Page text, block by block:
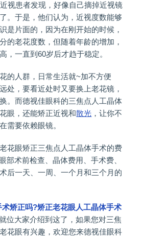
患者发现，好像自己摘掉近视镜
。于是，他们认为，近视度数能够
是片面的，因为在刚开始的时候，
的老花度数，但随着年龄的增加，
，一直到60岁后才趋于稳定。
人群，日常生活就~加不方便
处，要看近处时又要换上老花镜，
。而德视佳眼科的三焦点人工晶体
眼，还能矫正近视和散光 ，让你不
需要依赖眼镜。
眼矫正三焦点人工晶体手术的费
部术前检查、晶体费用、手术费、
后一天、一周、一个月和三个月的
术矫正吗?矫正老花眼人工晶体手术
位大家介绍到这了，如果您对三焦
花眼有兴趣，欢迎您来德视佳眼科